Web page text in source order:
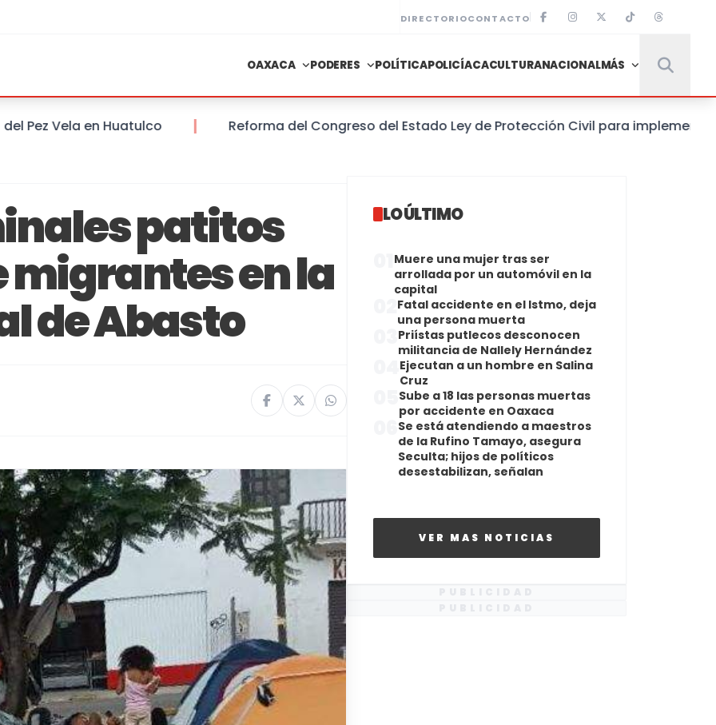
DIRECTORIOCONTACTO
OAXACA PODERES POLÍTICAPOLICÍACACULTURANACIONALMÁS
Vela en Huatulco Reforma del Congreso del Estado Ley de Protección Civil para implementar un
patitos
en la
de Abasto
LO ÚLTIMO
Muere una mujer tras ser
arrollada por un automóvil en la
capital
Fatal accidente en el Istmo, deja
una persona muerta
Priístas putlecos desconocen
militancia de Nallely Hernández
Ejecutan a un hombre en Salina
Cruz
Sube a 18 las personas muertas
por accidente en Oaxaca
Se está atendiendo a maestros
de la Rufino Tamayo, asegura
Seculta; hijos de políticos
desestabilizan, señalan
VER MAS NOTICIAS